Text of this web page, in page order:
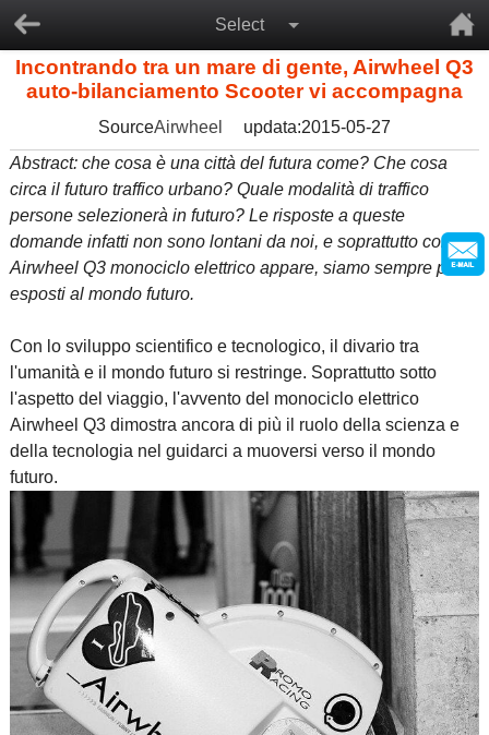
Select
Incontrando tra un mare di gente, Airwheel Q3
auto-bilanciamento Scooter vi accompagna
SourceAirwheel
updata:2015-05-27
Abstract: che cosa è una città del futura come? Che cosa
circa il futuro traffico urbano? Quale modalità di traffico
persone selezionerà in futuro? Le risposte a queste
domande infatti non sono lontani da noi, e soprattutto come
Airwheel Q3 monociclo elettrico appare, siamo sempre più
esposti al mondo futuro.
Con lo sviluppo scientifico e tecnologico, il divario tra
l'umanità e il mondo futuro si restringe. Soprattutto sotto
l'aspetto del viaggio, l'avvento del monociclo elettrico
Airwheel Q3 dimostra ancora di più il ruolo della scienza e
della tecnologia nel guidarci a muoversi verso il mondo
futuro.